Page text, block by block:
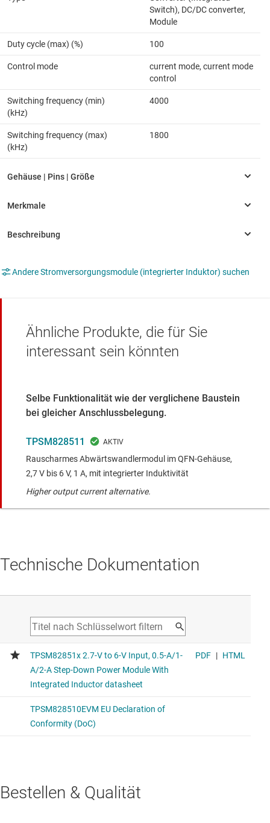
Switch), DC/DC converter,
Module
Duty cycle (max) (%) 100
Control mode
current mode, current mode
control
Switching frequency (min)
(kHz)
4000
Switching frequency (max)
(kHz)
1800
Andere Stromversorgungsmodule (integrierter Induktor) suchen
Ähnliche Produkte, die für Sie
interessant sein könnten
Selbe Funktionalität wie der verglichene Baustein
bei gleicher Anschlussbelegung.
TPSM828511
Rauscharmes Abwärtswandlermodul im QFN-Gehäuse,
2,7 V bis 6 V, 1 A, mit integrierter Induktivität
Higher output current alternative.
Technische Dokumentation
Bestellen & Qualität